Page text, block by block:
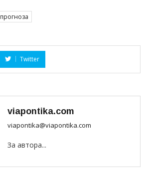
прогноза
Twitter
viapontika.com
viapontika@viapontika.com
За автора...